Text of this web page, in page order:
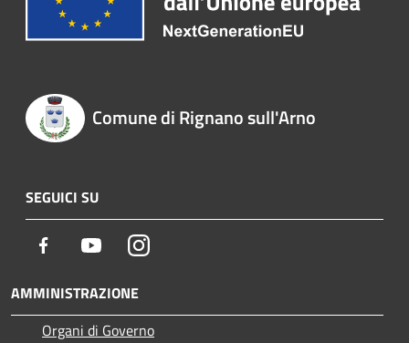
Comune di Rignano sull'Arno
SEGUICI SU
Facebook YoutubeInstagram
AMMINISTRAZIONE
Organi di Governo